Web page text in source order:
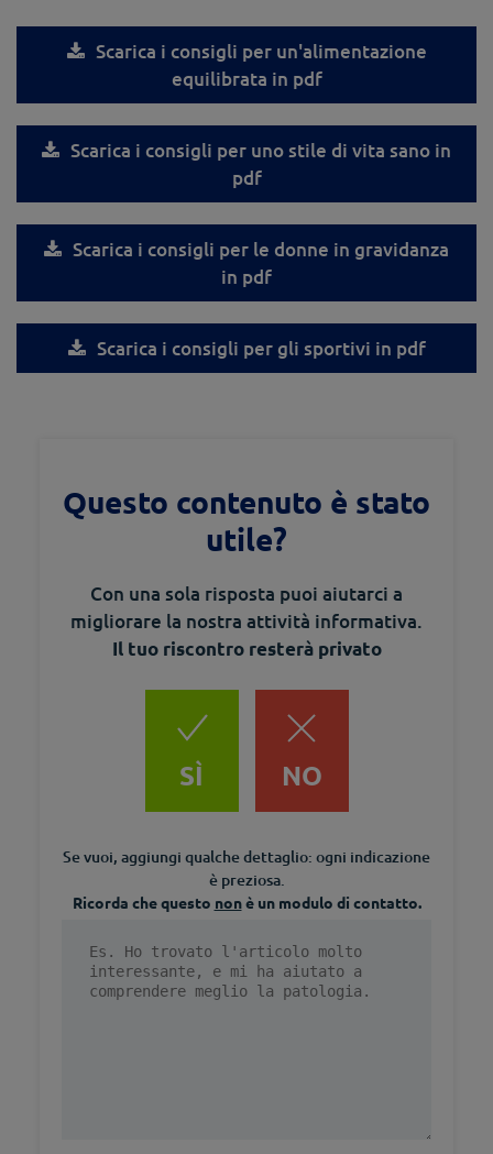
Scarica i consigli per un'alimentazione
equilibrata in pdf
Scarica i consigli per uno stile di vita sano in
pdf
Scarica i consigli per le donne in gravidanza
in pdf
Scarica i consigli per gli sportivi in pdf
Questo contenuto è stato
utile?
Con una sola risposta puoi aiutarci a
migliorare la nostra attività informativa.
Il tuo riscontro resterà privato
SÌ NO
Se vuoi, aggiungi qualche dettaglio: ogni indicazione
è preziosa.
Ricorda che questo nonè un modulo di contatto.